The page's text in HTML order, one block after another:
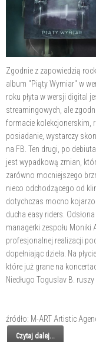
Zgodnie z zapowiedzią
album "Piąty Wymiar" w
roku płyta w wersji digital
streamingowych, ale
formacie kolekcjonerskim,
posiadanie, wystarczy
na FB. Ten drugi, po
jest wypadkową zmian,
zarówno mocniejszego
nieco odchodzącego od
dotychczas mocno
ducha easy riders.
managerki zespołu Moniki
profesjonalnej realizacji
dopełniając dzieła. Na
które już grane na
Niedługo Toguslav B.
źródło: M-ART Artistic
Czytaj dalej...